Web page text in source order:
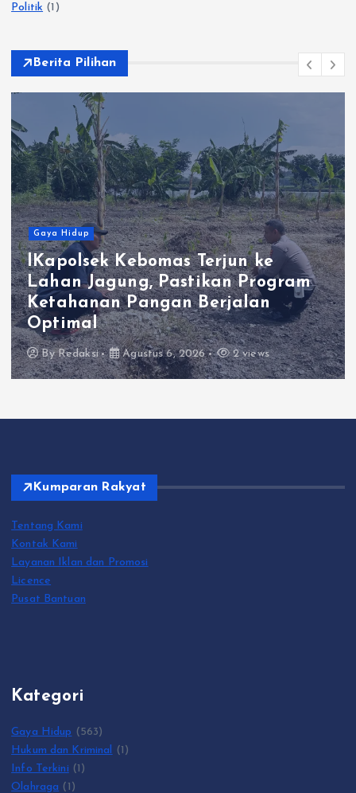
Politik (1)
Berita Pilihan
Terjun ke
Pastikan Program
Berjalan
6, 2026 2 views
Gaya Hidup
Polres
Tersangka
Bangkalan
ByRedaksi
Kumparan Rakyat
Tentang Kami
Kontak Kami
Layanan Iklan dan Promosi
Licence
Pusat Bantuan
Kategori
Gaya Hidup (563)
Hukum dan Kriminal (1)
Info Terkini (1)
Olahraga (1)